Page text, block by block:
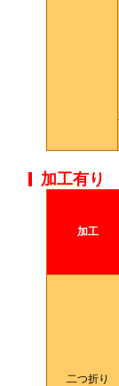
加工有り
加工
二つ折り